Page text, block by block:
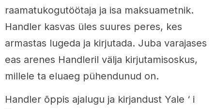
raamatukogutöötaja ja isa maksuametnik.
Handler kasvas üles suures peres, kes
armastas lugeda ja kirjutada. Juba varajases
eas arenes Handleril välja kirjutamisoskus,
millele ta eluaeg pühendunud on.
Handler õppis ajalugu ja kirjandust Yale ‘ i